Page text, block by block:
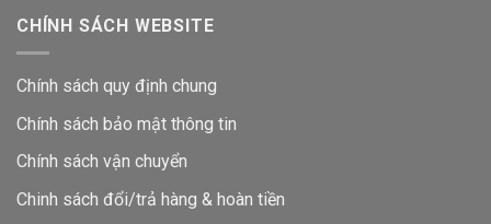
CHÍNH SÁCH WEBSITE
Chính sách quy định chung
Chính sách bảo mật thông tin
Chính sách vận chuyển
Chinh sách đổi/trả hàng & hoàn tiền